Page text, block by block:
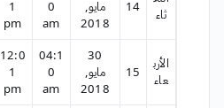
ثاء
14
مايو,
2018
0
am
1
pm
الأرب
عاء
15
30
مايو,
2018
04:1
0
am
12:0
1
pm